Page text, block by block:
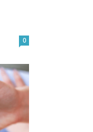
0